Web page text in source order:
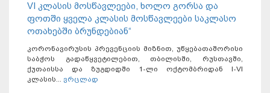
VI კლასის მოსწავლეები, ხოლო გორსა და
ფოთში ყველა კლასის მოსწავლეები საკლასო
ოთახებში ბრუნდებიან“
კორონავირუსის პრევენციის მიზნით, უწყებათაშორისი
საბჭოს გადაწყვეტილებით, თბილისში, რუსთავში,
ქუთაისსა და ზუგდიდში 1-ლი ოქტომბრიდან I-VI
კლასის... ვრცლად